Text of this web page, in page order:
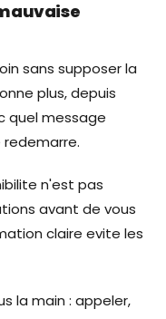
sans supposer la
plus, depuis
quel message
n'est pas
avant de vous
claire evite les
la main : appeler,